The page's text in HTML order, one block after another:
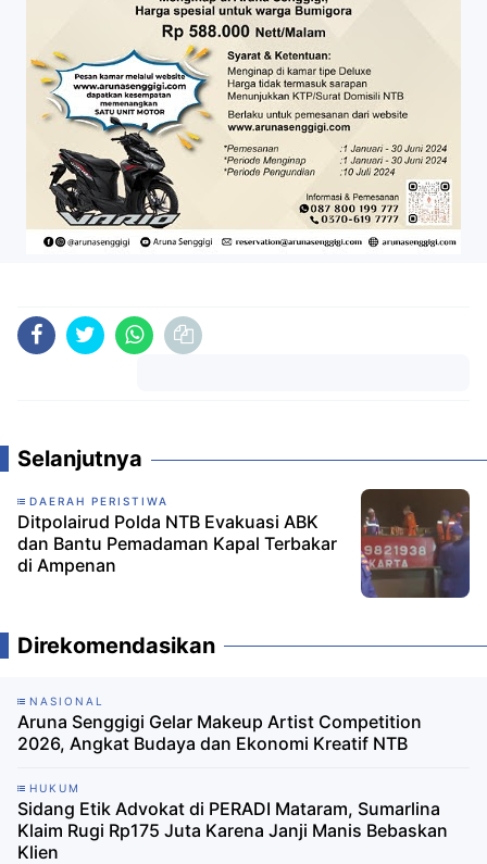
Selanjutnya
DAERAH PERISTIWA
Ditpolairud Polda NTB Evakuasi ABK
dan Bantu Pemadaman Kapal Terbakar
di Ampenan
Direkomendasikan
NASIONAL
Aruna Senggigi Gelar Makeup Artist Competition
2026, Angkat Budaya dan Ekonomi Kreatif NTB
HUKUM
Sidang Etik Advokat di PERADI Mataram, Sumarlina
Klaim Rugi Rp175 Juta Karena Janji Manis Bebaskan
Klien ‎